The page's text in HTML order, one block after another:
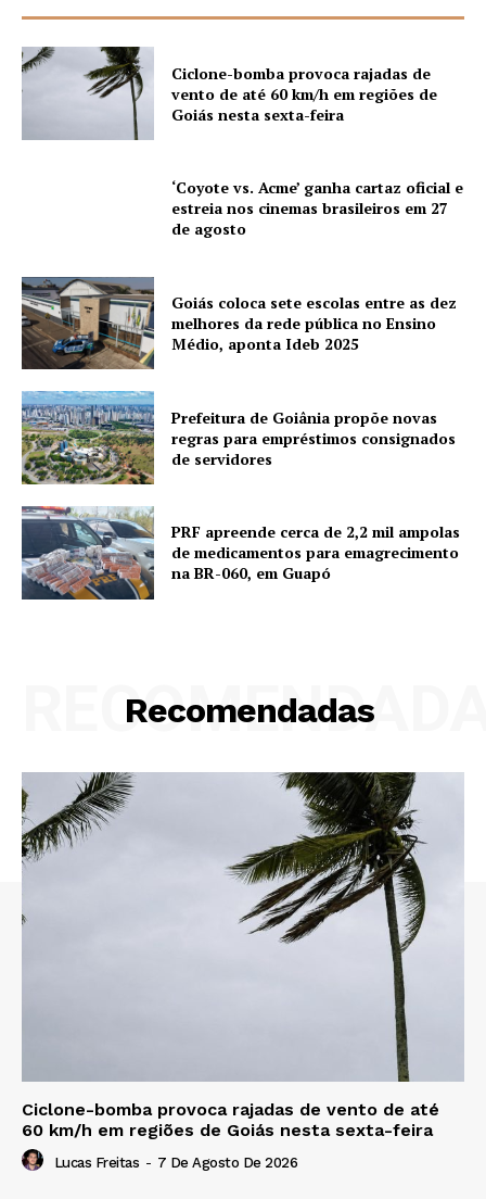
Ciclone-bomba provoca rajadas de
vento de até 60 km/h em regiões de
Goiás nesta sexta-feira
‘Coyote vs. Acme’ ganha cartaz oficial e
estreia nos cinemas brasileiros em 27
de agosto
Goiás coloca sete escolas entre as dez
melhores da rede pública no Ensino
Médio, aponta Ideb 2025
Prefeitura de Goiânia propõe novas
regras para empréstimos consignados
de servidores
PRF apreende cerca de 2,2 mil ampolas
de medicamentos para emagrecimento
na BR-060, em Guapó
Recomendadas
Ciclone-bomba provoca rajadas de vento de até
60 km/h em regiões de Goiás nesta sexta-feira
Lucas Freitas - 7 De Agosto De 2026